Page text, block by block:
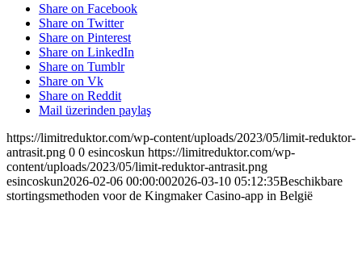
Share on Facebook
Share on Twitter
Share on Pinterest
Share on LinkedIn
Share on Tumblr
Share on Vk
Share on Reddit
Mail üzerinden paylaş
https://limitreduktor.com/wp-content/uploads/2023/05/limit-reduktor-
antrasit.png 0 0 esincoskun https://limitreduktor.com/wp-
content/uploads/2023/05/limit-reduktor-antrasit.png
esincoskun2026-02-06 00:00:002026-03-10 05:12:35Beschikbare
stortingsmethoden voor de Kingmaker Casino-app in België